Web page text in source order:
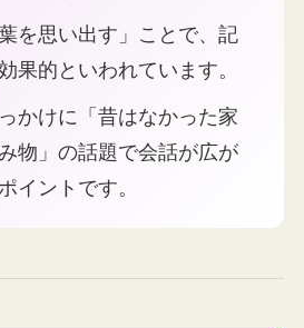
を思い出す」ことで、記
果的といわれています。
かけに「昔はなかった家
物」の話題で会話が広が
イントです。